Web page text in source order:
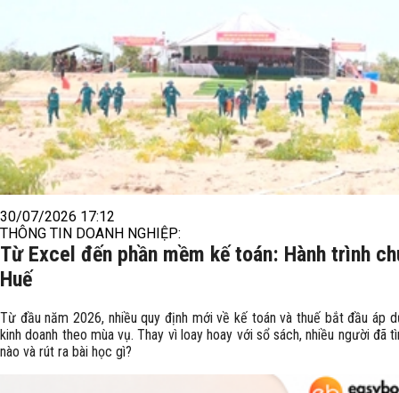
30/07/2026 17:12
THÔNG TIN DOANH NGHIỆP:
Từ Excel đến phần mềm kế toán: Hành trình
Huế
Từ đầu năm 2026, nhiều quy định mới về kế toán và thuế bắt đầu áp
kinh doanh theo mùa vụ. Thay vì loay hoay với sổ sách, nhiều người
nào và rút ra bài học gì?